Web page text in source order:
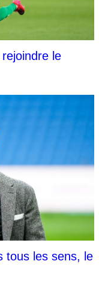
le
tous les sens, le